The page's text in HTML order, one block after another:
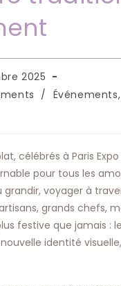
2025
/
célébrés à Paris
pour tous les
grandir, voyager à
grands chefs,
festive que jamais
identité